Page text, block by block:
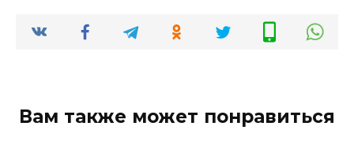
Вам также может понравиться